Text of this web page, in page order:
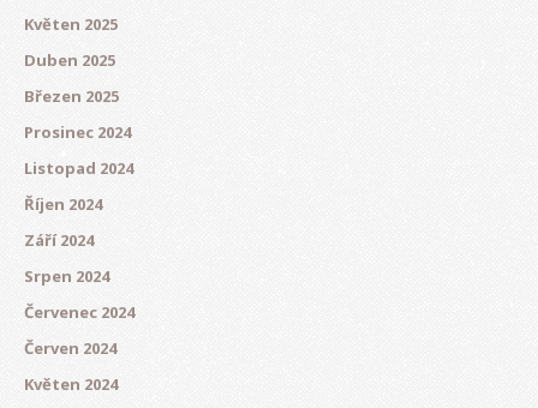
Květen 2025
Duben 2025
Březen 2025
Prosinec 2024
Listopad 2024
Říjen 2024
Září 2024
Srpen 2024
Červenec 2024
Červen 2024
Květen 2024